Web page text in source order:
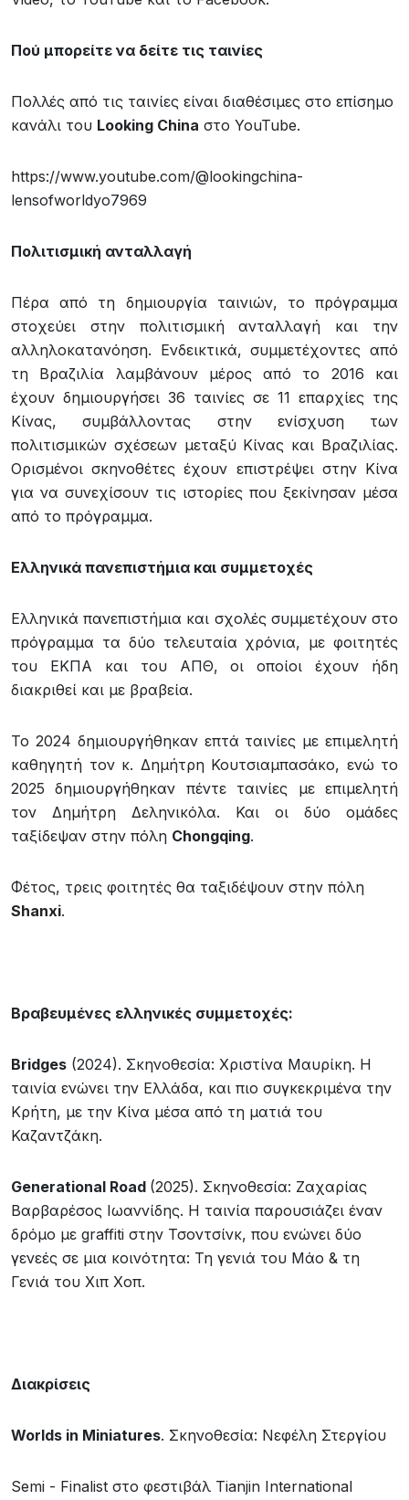
Πού μπορείτε να δείτε τις ταινίες
Πολλές από τις ταινίες είναι διαθέσιμες στο επίσημο
κανάλι του Looking China στο YouTube.
https://www.youtube.com/@lookingchina-
lensofworldyo7969
Πολιτισμική ανταλλαγή
Πέρα από τη δημιουργία ταινιών, το πρόγραμμα
στοχεύει στην πολιτισμική ανταλλαγή και την
αλληλοκατανόηση. Ενδεικτικά, συμμετέχοντες από
τη Βραζιλία λαμβάνουν μέρος από το 2016 και
έχουν δημιουργήσει 36 ταινίες σε 11 επαρχίες της
Κίνας, συμβάλλοντας στην ενίσχυση των
πολιτισμικών σχέσεων μεταξύ Κίνας και Βραζιλίας.
Ορισμένοι σκηνοθέτες έχουν επιστρέψει στην Κίνα
για να συνεχίσουν τις ιστορίες που ξεκίνησαν μέσα
από το πρόγραμμα.
Ελληνικά πανεπιστήμια και συμμετοχές
Ελληνικά πανεπιστήμια και σχολές συμμετέχουν στο
πρόγραμμα τα δύο τελευταία χρόνια, με φοιτητές
του ΕΚΠΑ και του ΑΠΘ, οι οποίοι έχουν ήδη
διακριθεί και με βραβεία.
Το 2024 δημιουργήθηκαν επτά ταινίες με επιμελητή
καθηγητή τον κ. Δημήτρη Κουτσιαμπασάκο, ενώ το
2025 δημιουργήθηκαν πέντε ταινίες με επιμελητή
τον Δημήτρη Δεληνικόλα. Και οι δύο ομάδες
ταξίδεψαν στην πόλη Chongqing.
Φέτος, τρεις φοιτητές θα ταξιδέψουν στην πόλη
Shanxi.
Βραβευμένες ελληνικές συμμετοχές:
Bridges (2024). Σκηνοθεσία: Χριστίνα Μαυρίκη. Η
ταινία ενώνει την Ελλάδα, και πιο συγκεκριμένα την
Κρήτη, με την Κίνα μέσα από τη ματιά του
Καζαντζάκη.
Generational Road (2025). Σκηνοθεσία: Ζαχαρίας
Βαρβαρέσος Ιωαννίδης. Η ταινία παρουσιάζει έναν
δρόμο με graffiti στην Τσοντσίνκ, που ενώνει δύο
γενεές σε μια κοινότητα: Τη γενιά του Μάο & τη
Γενιά του Χιπ Χοπ.
Διακρίσεις
Worlds in Miniatures. Σκηνοθεσία: Νεφέλη Στεργίου
Semi - Finalist στο φεστιβάλ Tianjin International